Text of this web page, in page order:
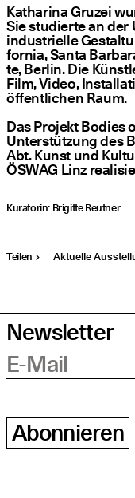
Katha­ri­na Gru­zei
Sie stu­dier­te an
indus­tri­el­le
for­nia, San­ta
te, Ber­lin. Die
Film, Video,
öffent­li­chen Raum.
Das Pro­jekt Bodies
Unter­stüt­zung des
Abt. Kunst und
ÖSWAG Linz
Kura­to­rin: Bri­git­te Reutner
Teilen Aktuelle
Newsletter
E-Mail
Abonnieren